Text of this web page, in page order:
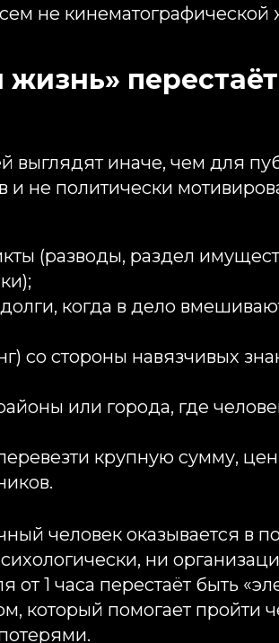
не кинематографической
выглядят иначе, чем для
и не политически
(разводы, раздел
когда в дело
со стороны навязчивых
или города, где
крупную сумму,
человек оказывается в
ни
от 1 часа перестаёт быть
который помогает пройти